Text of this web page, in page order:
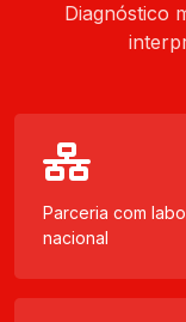
Diagnóstico
Parceria com
nacional